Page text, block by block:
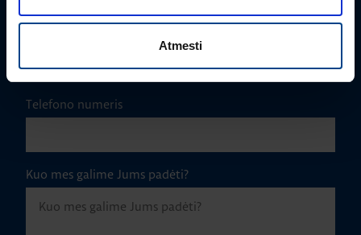
Atmesti
Telefono numeris
Kuo mes galime Jums padėti?